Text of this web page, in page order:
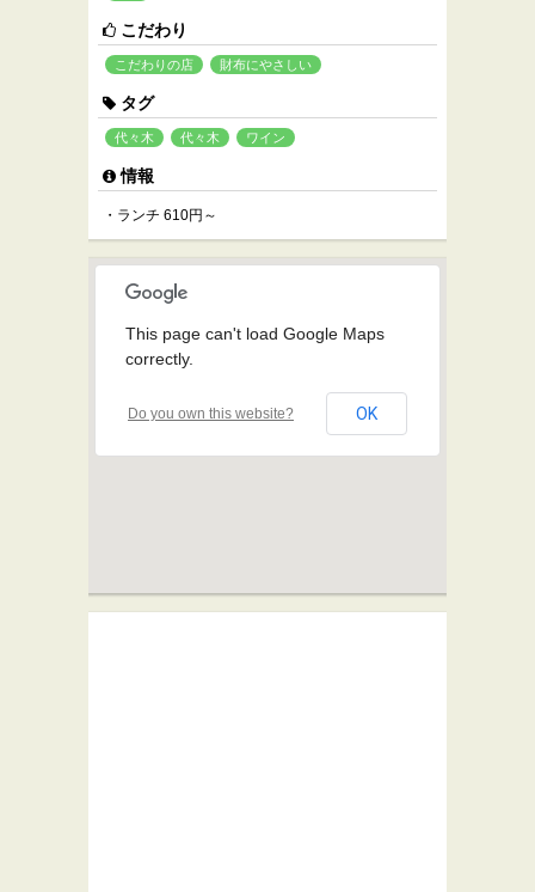
こだわり
こだわりの店 財布にやさしい
タグ
代々木 代々木 ワイン
情報
・ランチ 610円～
This page can't load Google Maps
correctly.
Do you own this website? OK